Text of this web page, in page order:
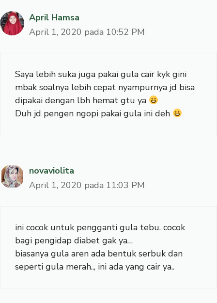
April Hamsa
April 1, 2020 pada 10:52 PM
Saya lebih suka juga pakai gula cair kyk gini
mbak soalnya lebih cepat nyampurnya jd bisa
dipakai dengan lbh hemat gtu ya
Duh jd pengen ngopi pakai gula ini deh
novaviolita
April 1, 2020 pada 11:03 PM
ini cocok untuk pengganti gula tebu. cocok
bagi pengidap diabet gak ya…
biasanya gula aren ada bentuk serbuk dan
seperti gula merah.., ini ada yang cair ya..